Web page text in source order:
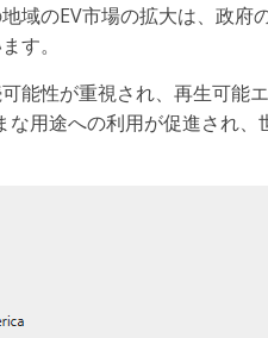
域のEV市場の拡大は、政府
す。
能性が重視され、再生可能
な用途への利用が促進され